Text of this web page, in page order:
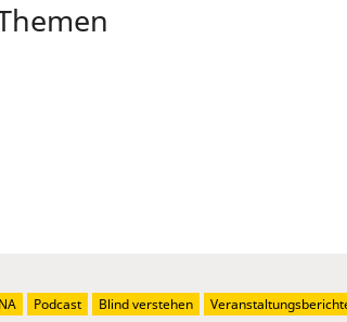
Podcast Blind verstehen